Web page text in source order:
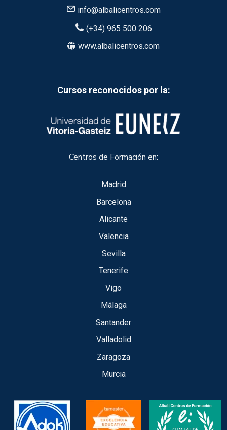
info@albalicentros.com
(+34) 965 500 206
www.albalicentros.com
Cursos reconocidos por la:
Centros de Formación en:
Madrid
Barcelona
Alicante
Valencia
Sevilla
Tenerife
Vigo
Málaga
Santander
Valladolid
Zaragoza
Murcia